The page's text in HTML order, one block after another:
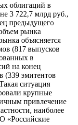
облигаций в
3 722,7 млрд руб.,
предыдущего
рынка
объясняется
(817 выпусков
в
на конец
(339 эмитентов
ситуация
крупные
привлечение
наиболее
«Российские